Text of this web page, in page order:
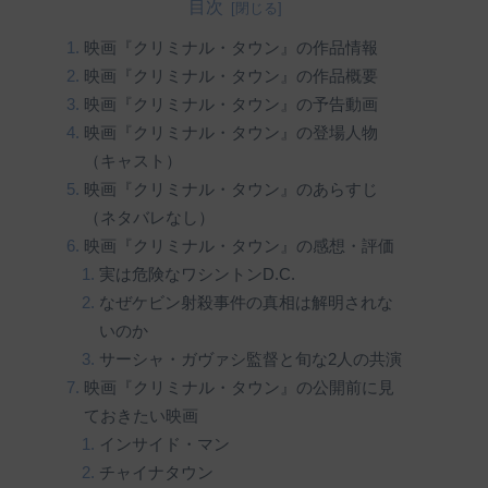
目次
映画『クリミナル・タウン』の作品情報
映画『クリミナル・タウン』の作品概要
映画『クリミナル・タウン』の予告動画
映画『クリミナル・タウン』の登場人物
（キャスト）
映画『クリミナル・タウン』のあらすじ
（ネタバレなし）
映画『クリミナル・タウン』の感想・評価
実は危険なワシントンD.C.
なぜケビン射殺事件の真相は解明されな
いのか
サーシャ・ガヴァシ監督と旬な2人の共演
映画『クリミナル・タウン』の公開前に見
ておきたい映画
インサイド・マン
チャイナタウン